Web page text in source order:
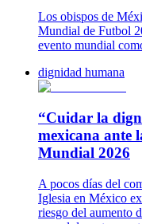
Los obispos de
Mundial de Futbol
evento mundial
dignidad humana
“Cuidar la
mexicana ante
Mundial 2026
A pocos días del
Iglesia en México
riesgo del aumento